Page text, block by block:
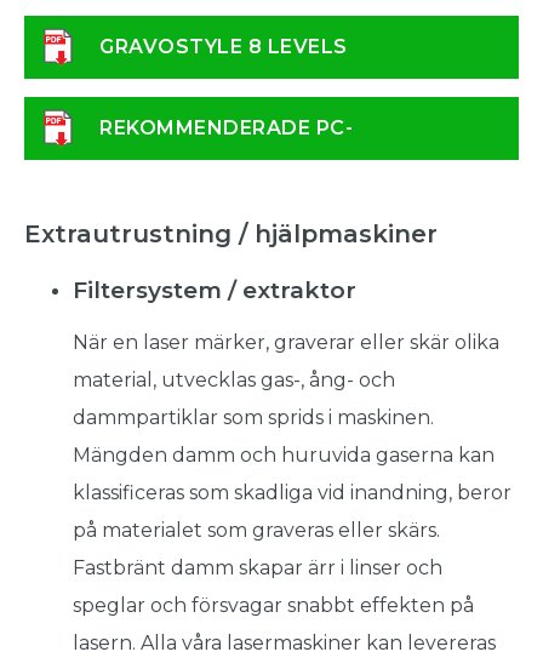
GRAVOSTYLE 8 LEVELS
REKOMMENDERADE PC-
Extrautrustning / hjälpmaskiner
Filtersystem / extraktor
När en laser märker, graverar eller skär olika
material, utvecklas gas-, ång- och
dammpartiklar som sprids i maskinen.
Mängden damm och huruvida gaserna kan
klassificeras som skadliga vid inandning, beror
på materialet som graveras eller skärs.
Fastbränt damm skapar ärr i linser och
speglar och försvagar snabbt effekten på
lasern. Alla våra lasermaskiner kan levereras